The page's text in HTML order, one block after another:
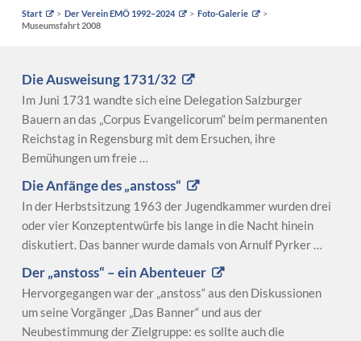
Start Der Verein EMÖ 1992–2024
Foto-Galerie
Museumsfahrt 2008
Die Ausweisung 1731/32
Im Juni 1731 wandte sich eine Delegation Salzburger
Bauern an das „Corpus Evangelicorum“ beim permanenten
Reichstag in Regensburg mit dem Ersuchen, ihre
Bemühungen um freie …
Die Anfänge des „anstoss“
In der Herbstsitzung 1963 der Jugendkammer wurden drei
oder vier Konzeptentwürfe bis lange in die Nacht hinein
diskutiert. Das banner wurde damals von Arnulf Pyrker …
Der „anstoss“ – ein Abenteuer
Hervorgegangen war der „anstoss“ aus den Diskussionen
um seine Vorgänger „Das Banner“ und aus der
Neubestimmung der Zielgruppe: es sollte auch die